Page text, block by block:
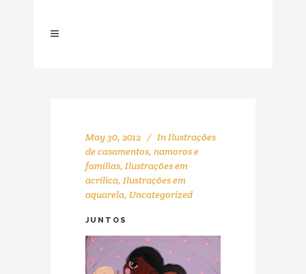
May 30, 2012 InIlustrações
de casamentos, namoros e
famílias, Ilustrações em
acrílica, Ilustrações em
aquarela, Uncategorized
JUNTOS